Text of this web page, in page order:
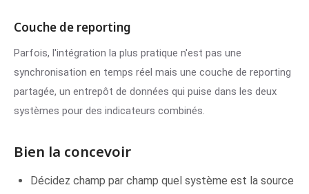
Couche de reporting
Parfois, l'intégration la plus pratique n'est pas une
synchronisation en temps réel mais une couche de reporting
partagée, un entrepôt de données qui puise dans les deux
systèmes pour des indicateurs combinés.
Bien la concevoir
Décidez champ par champ quel système est la source